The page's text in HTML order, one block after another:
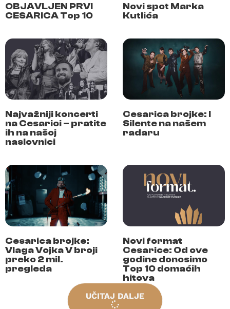
OBJAVLJEN PRVI
CESARICA Top 10
Novi spot Marka
Kutlića
Najvažniji koncerti
na Cesarici – pratite
ih na našoj
naslovnici
Cesarica brojke: I
Silente na našem
radaru
Cesarica brojke:
Vlaga Vojka V broji
preko 2 mil.
pregleda
Novi format
Cesarice: Od ove
godine donosimo
Top 10 domaćih
hitova
UČITAJ DALJE